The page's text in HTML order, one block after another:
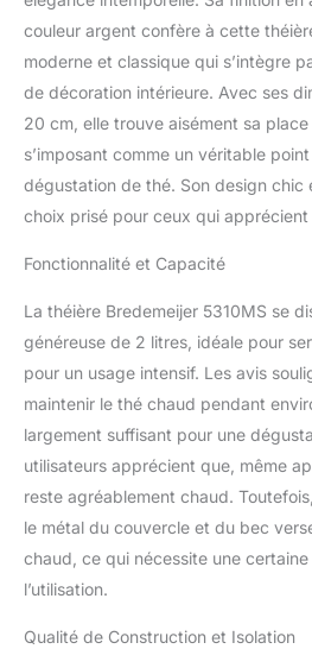
couleur argent confère à cette
moderne et classique qui s’intègre
de décoration intérieure. Avec ses
20 cm, elle trouve aisément sa
s’imposant comme un véritable
dégustation de thé. Son design chic
choix prisé pour ceux qui apprécient
Fonctionnalité et Capacité
La théière Bredemeijer 5310MS se
généreuse de 2 litres, idéale pour
pour un usage intensif. Les avis
maintenir le thé chaud pendant
largement suffisant pour une
utilisateurs apprécient que, même
reste agréablement chaud.
le métal du couvercle et du bec
chaud, ce qui nécessite une
l’utilisation.
Qualité de Construction et Isolation